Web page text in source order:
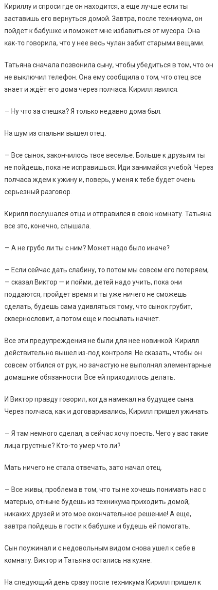
Кириллу и спроси где он находится, а еще лучше если ты
заставишь его вернуться домой. Завтра, после техникума, он
пойдет к бабушке и поможет мне избавиться от мусора. Она
как-то говорила, что у нее весь чулан забит старыми вещами.
Татьяна сначала позвонила сыну, чтобы убедиться в том, что он
не выключил телефон. Она ему сообщила о том, что отец все
знает и ждёт его дома через полчаса. Кирилл явился.
— Ну что за спешка? Я только недавно дома был.
На шум из спальни вышел отец.
— Все сынок, закончилось твое веселье. Больше к друзьям ты
не пойдешь, пока не исправишься. Иди занимайся учебой. Через
полчаса ждем к ужину и, поверь, у меня к тебе будет очень
серьезный разговор.
Кирилл послушался отца и отправился в свою комнату. Татьяна
все это, конечно, слышала.
— А не грубо ли ты с ним? Может надо было иначе?
— Если сейчас дать слабину, то потом мы совсем его потеряем,
— сказал Виктор — и пойми, детей надо учить, пока они
поддаются, пройдет время и ты уже ничего не сможешь
сделать, будешь сама удивляться тому, что сынок грубит,
сквернословит, а потом еще и посылать начнет.
Все эти предупреждения не были для нее новинкой. Кирилл
действительно вышел из-под контроля. Не сказать, чтобы он
совсем отбился от рук, но зачастую не выполнял элементарные
домашние обязанности. Все ей приходилось делать.
И Виктор правду говорил, когда намекал на будущее сына.
Через полчаса, как и договаривались, Кирилл пришел ужинать.
— Я там немного сделал, а сейчас хочу поесть. Чего у вас такие
лица грустные? Кто-то умер что ли?
Мать ничего не стала отвечать, зато начал отец.
— Все живы, проблема в том, что ты не хочешь понимать нас с
матерью, отныне будешь из техникума приходить домой,
никаких друзей и это мое окончательное решение! А еще,
завтра пойдешь в гости к бабушке и будешь ей помогать.
Сын поужинал и с недовольным видом снова ушел к себе в
комнату. Виктор и Татьяна остались на кухне.
На следующий день сразу после техникума Кирилл пришел к